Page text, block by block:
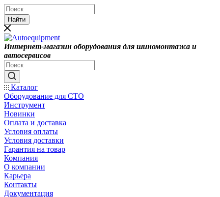
Найти
Интернет-магазин оборудования для шиномонтажа и
автосервисов
Каталог
Оборудование для СТО
Инструмент
Новинки
Оплата и доставка
Условия оплаты
Условия доставки
Гарантия на товар
Компания
О компании
Карьера
Контакты
Документация